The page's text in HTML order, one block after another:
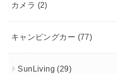
カメラ (2)
キャンピングカー (77)
SunLiving (29)